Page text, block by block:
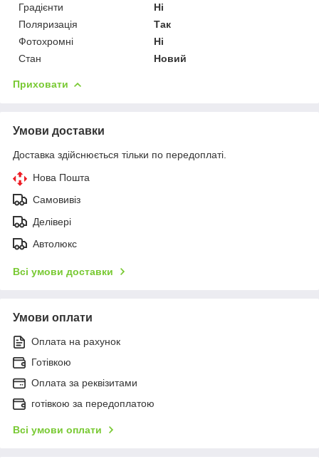
Градієнти
Ні
Поляризація
Так
Фотохромні
Ні
Стан
Новий
Приховати
Умови доставки
Доставка здійснюється тільки по передоплаті.
Нова Пошта
Самовивіз
Делівері
Автолюкс
Всі умови доставки
Умови оплати
Оплата на рахунок
Готівкою
Оплата за реквізитами
готівкою за передоплатою
Всі умови оплати